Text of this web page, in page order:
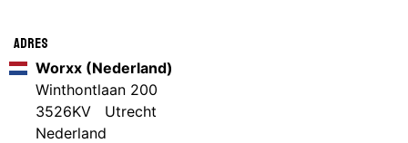
Adres
Worxx (Nederland)
Winthontlaan 200
3526KV Utrecht
Nederland